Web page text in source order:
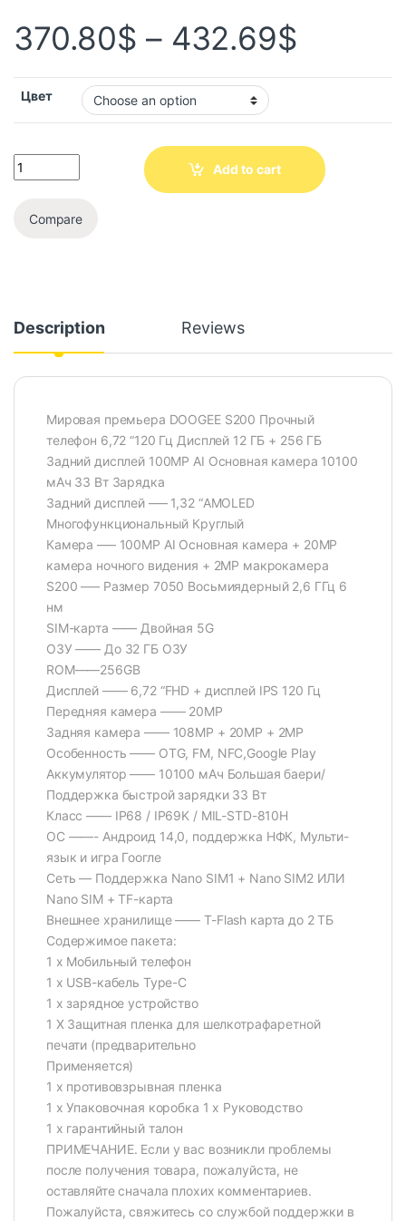
370.80$ – 432.69$
Цвет
Add to cart
Compare
Description Reviews
Мировая премьера DOOGEE S200 Прочный
телефон 6,72 “120 Гц Дисплей 12 ГБ + 256 ГБ
Задний дисплей 100MP AI Основная камера 10100
мАч 33 Вт Зарядка
Задний дисплей —– 1,32 “AMOLED
Многофункциональный Круглый
Камера —– 100MP AI Основная камера + 20MP
камера ночного видения + 2MP макрокамера
S200 —– Размер 7050 Восьмиядерный 2,6 ГГц 6
нм
SIM-карта —— Двойная 5G
ОЗУ —— До 32 ГБ ОЗУ
ROM——256GB
Дисплей —— 6,72 “FHD + дисплей IPS 120 Гц
Передняя камера —— 20MP
Задняя камера —— 108MP + 20MP + 2MP
Особенность —— OTG, FM, NFC,Google Play
Аккумулятор —— 10100 мАч Большая баери/
Поддержка быстрой зарядки 33 Вт
Класс —— IP68 / IP69K / MIL-STD-810H
ОС ——- Андроид 14,0, поддержка НФК, Мульти-
язык и игра Гоогле
Сеть — Поддержка Nano SIM1 + Nano SIM2 ИЛИ
Nano SIM + TF-карта
Внешнее хранилище —— T-Flash карта до 2 ТБ
Содержимое пакета:
1 х Мобильный телефон
1 х USB-кабель Type-C
1 х зарядное устройство
1 X Защитная пленка для шелкотрафаретной
печати (предварительно
Применяется)
1 х противовзрывная пленка
1 х Упаковочная коробка 1 х Руководство
1 х гарантийный талон
ПРИМЕЧАНИЕ. Если у вас возникли проблемы
после получения товара, пожалуйста, не
оставляйте сначала плохих комментариев.
Пожалуйста, свяжитесь со службой поддержки в